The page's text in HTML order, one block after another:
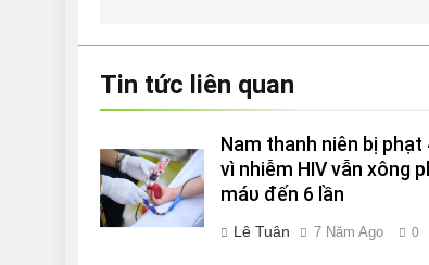
Tin tức liên quan
Nam thanh niên bị phạt
vì nhiễm HIV vẫn xông
máυ đến 6 lần
Lê Tuân 7 Năm Ago 0